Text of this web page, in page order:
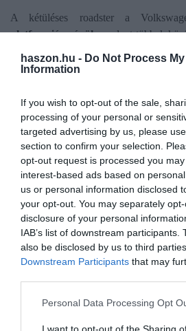
haszon.hu - Do Not Process
Information
If you wish to opt-out of the sale,
processing of your personal or
targeted advertising by us, please
section to confirm your selection.
opt-out request is processed you
interest-based ads based on
us or personal information disclosed
your opt-out. You may separately
disclosure of your personal
IAB’s list of downstream participants.
also be disclosed by us to third
Downstream Participants that may
Please note that this website/app
not limited to your visit or usage
Personal Data Processing Opt
I want to opt-out of the Sharing
A kétüléses roadster a
platformjára épül,amelyet többek
Porsche Macan Electric is használ.
villámgyors töltést tesz
Az utastér digitális központját egy
10,4 colos kijelző adja.
Olvasd el ezt is!
Ezek a legjobban gyorsuló
Fenomenális
Lamborghini
Megvennél egy 1267 lóerős
elektromos autó sportautó kína